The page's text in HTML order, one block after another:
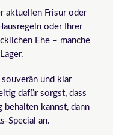
aktuellen Frisur oder
oder Ihrer
Ehe – manche
und klar
dafür sorgst, dass
behalten kannst, dann
Special an.